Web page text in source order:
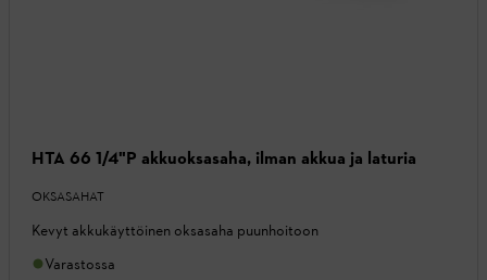
HTA 66 1/4"P akkuoksasaha, ilman akkua ja laturia
OKSASAHAT
Kevyt akkukäyttöinen oksasaha puunhoitoon
Varastossa